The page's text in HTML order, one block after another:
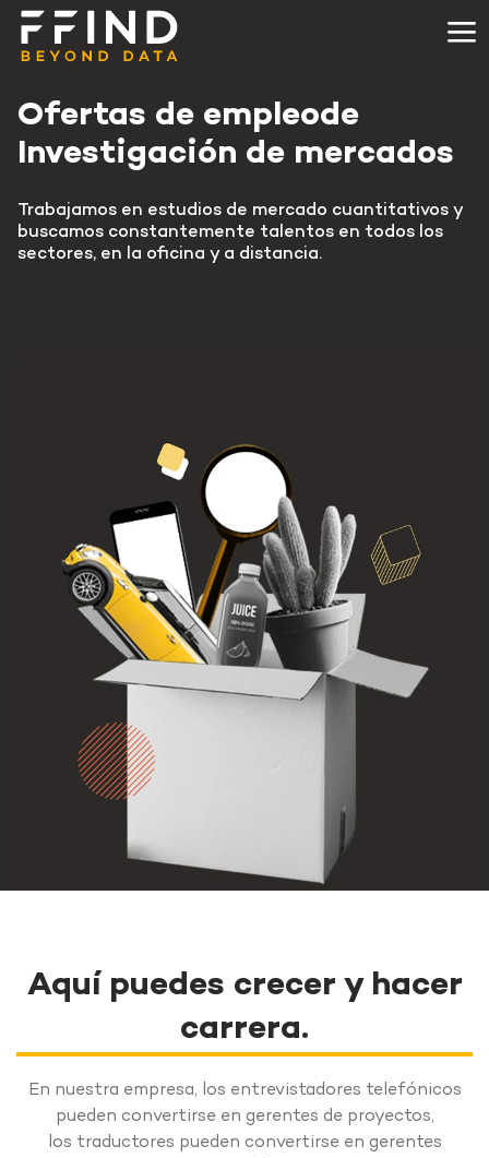
Ofertas de empleode
Investigación de mercados
Trabajamos en estudios de mercado cuantitativos y
buscamos constantemente talentos en todos los
sectores, en la oficina y a distancia.
Aquí puedes crecer y hacer
carrera.
En nuestra empresa, los entrevistadores telefónicos
pueden convertirse en gerentes de proyectos,
los traductores pueden convertirse en gerentes